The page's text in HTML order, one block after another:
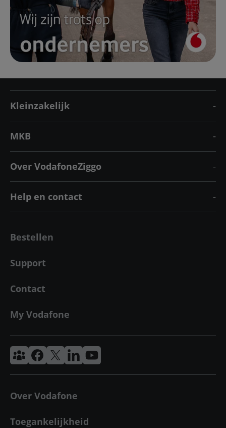
Kleinzakelijk
MKB
Over VodafoneZiggo
Help en contact
Bestellen
Support
Contact
My Vodafone
Vodafone & Ziggo Community
Vodafone Facebook
Vodafone XVodafoneZiggo LinkedIn
Vodafone YouTube
Over Vodafone
Toegankelijkheid